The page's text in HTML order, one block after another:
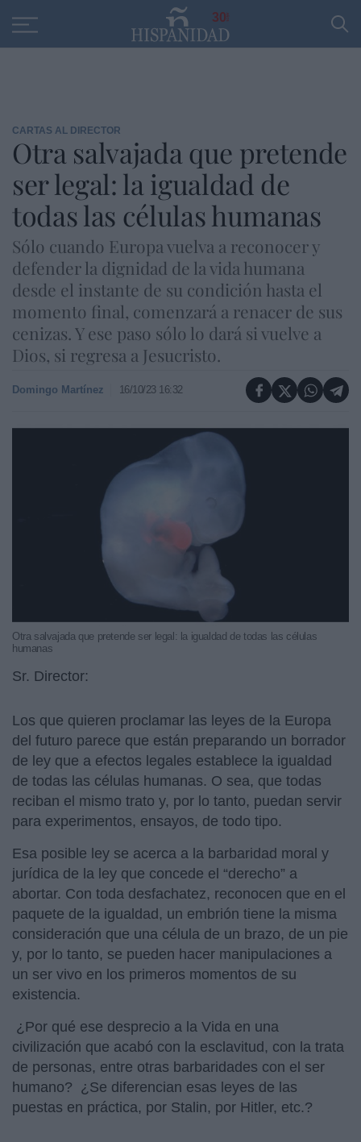
30
CARTAS AL DIRECTOR
Otra salvajada que pretende
ser legal: la igualdad de
todas las células humanas
Sólo cuando Europa vuelva a reconocer y
defender la dignidad de la vida humana
desde el instante de su condición hasta el
momento final, comenzará a renacer de sus
cenizas. Y ese paso sólo lo dará si vuelve a
Dios, si regresa a Jesucristo.
Domingo Martínez 16/10/23 16:32
Otra salvajada que pretende ser legal: la igualdad de todas las células
humanas
Sr. Director:
Los que quieren proclamar las leyes de la Europa
del futuro parece que están preparando un borrador
de ley que a efectos legales establece la igualdad
de todas las células humanas. O sea, que todas
reciban el mismo trato y, por lo tanto, puedan servir
para experimentos, ensayos, de todo tipo.
Esa posible ley se acerca a la barbaridad moral y
jurídica de la ley que concede el “derecho” a
abortar. Con toda desfachatez, reconocen que en el
paquete de la igualdad, un embrión tiene la misma
consideración que una célula de un brazo, de un pie
y, por lo tanto, se pueden hacer manipulaciones a
un ser vivo en los primeros momentos de su
existencia.
¿Por qué ese desprecio a la Vida en una
civilización que acabó con la esclavitud, con la trata
de personas, entre otras barbaridades con el ser
humano? ¿Se diferencian esas leyes de las
puestas en práctica, por Stalin, por Hitler, etc.?